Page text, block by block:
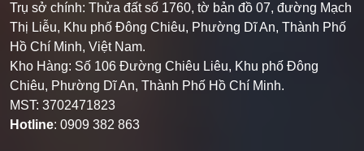
Trụ sở chính: Thửa đất số 1760, tờ bản đồ 07, đường Mạch
Thị Liễu, Khu phố Đông Chiêu, Phường Dĩ An, Thành Phố
Hồ Chí Minh, Việt Nam.
Kho Hàng: Số 106 Đường Chiêu Liêu, Khu phố Đông
Chiêu, Phường Dĩ An, Thành Phố Hồ Chí Minh.
MST: 3702471823
Hotline: 0909 382 863